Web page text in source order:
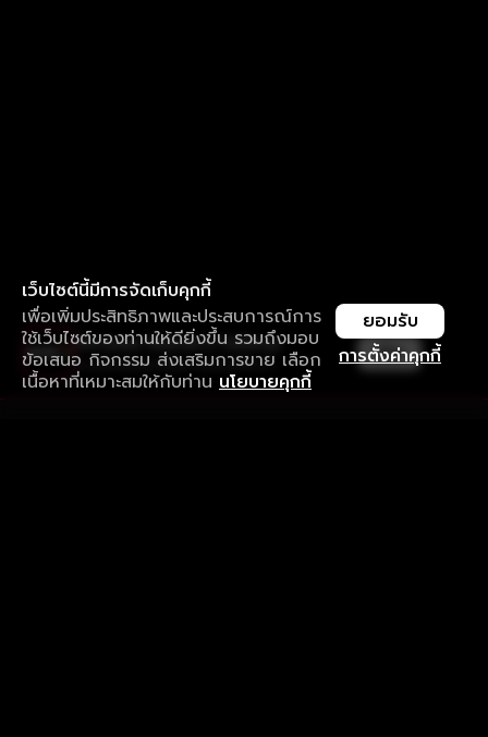
เว็บไซต์นี้มีการจัดเก็บคุกกี้
เพื่อเพิ่มประสิทธิภาพและประสบการณ์การ
ใช้เว็บไซต์ของท่านให้ดียิ่งขึ้น รวมถึงมอบ
ข้อเสนอ กิจกรรม ส่งเสริมการขาย เลือก
เนื้อหาที่เหมาะสมให้กับท่าน นโยบายคุกกี้
การตั้งค่าคุกกี้
ยอมรับ
ใช้งานแอป ลื่นไหลกว่า ไม่มีสะดุด
ดาวน์โหลดแอปเพื่อการรับชมที่ดีกว่า เปิด